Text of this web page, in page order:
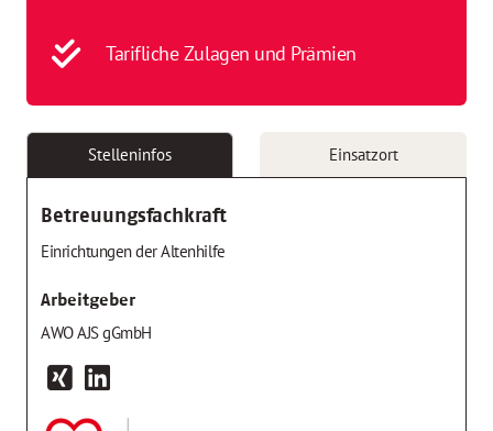
Tarifliche Zulagen und Prämien
Stelleninfos Einsatzort
Betreuungsfachkraft
Einrichtungen der Altenhilfe
Arbeitgeber
AWO AJS gGmbH